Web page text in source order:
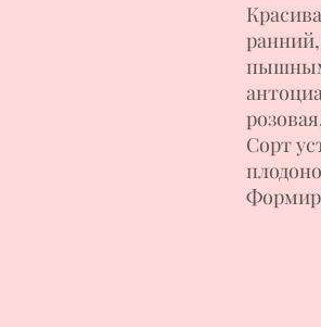
Сорт